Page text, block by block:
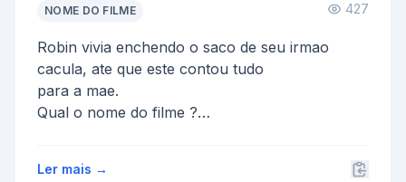
NOME DO FILME 427
Robin vivia enchendo o saco de seu irmao
cacula, ate que este contou tudo
para a mae.
Qual o nome do filme ?
Ler mais →